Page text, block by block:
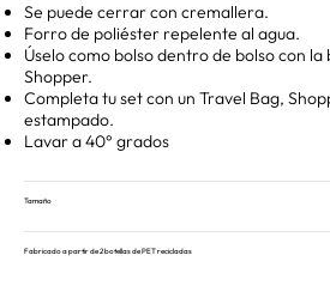
Se puede cerrar con cremallera.
Forro de poliéster repelente al agua.
Úselo como bolso dentro de bolso con la
Shopper.
Completa tu set con un Travel Bag,
estampado.
Lavar a 40° grados
Tamaño
Fabricado a partir de 2 botellas de PET recicladas